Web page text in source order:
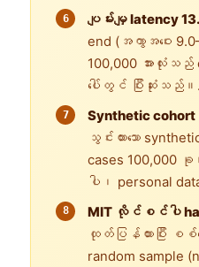
ပျမ်းမျှ latency
end (အကွာအဝေး
100,000 အားလုံး
ပေါ်တွင် ပြီးဆုံးသည်။.
Synthetic
သွင်းထားသော
cases 100,000
ပါ၊ personal
MIT လိုင်စင်ပါ
ထုတ်ပြန်ထားပြီး စ
random sample